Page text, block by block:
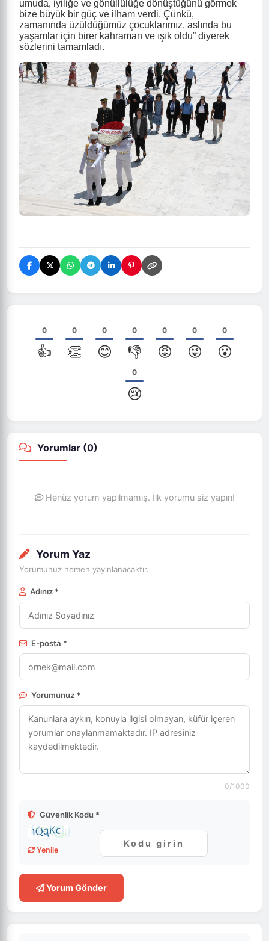
umuda, iyiliğe ve gönüllülüğe dönüştüğünü görmek
bize büyük bir güç ve ilham verdi. Çünkü,
zamanında üzüldüğümüz çocuklarımız, aslında bu
yaşamlar için birer kahraman ve ışık oldu” diyerek
sözlerini tamamladı.
0
👍
0
👏
0
😊
0
👎
0
😡
0
😜
0
😮
0
😢
Yorumlar (0)
Henüz yorum yapılmamış. İlk yorumu siz yapın!
Yorum Yaz
Yorumunuz hemen yayınlanacaktır.
Adınız *
E-posta *
Yorumunuz *
0/1000
Güvenlik Kodu *
Yenile
Yorum Gönder